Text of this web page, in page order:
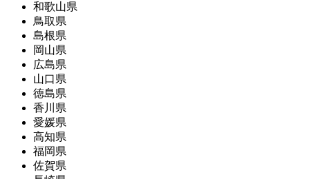
和歌山県
鳥取県
島根県
岡山県
広島県
山口県
徳島県
香川県
愛媛県
高知県
福岡県
佐賀県